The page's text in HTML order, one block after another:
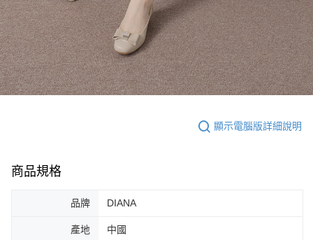
顯示電腦版詳細說明
商品規格
品牌 DIANA
產地 中國